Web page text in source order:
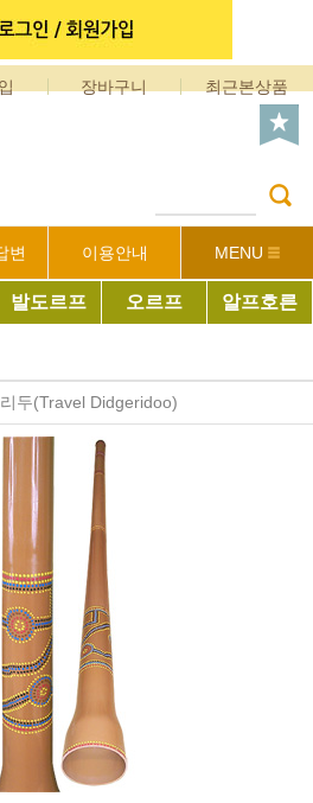
장바구니 최근본상품
변 이용안내 MENU
발도르프 오르프 알프호른
두(Travel Didgeridoo)